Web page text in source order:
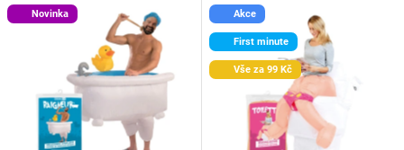
Novinka Akce
First minute
Vše za 99 Kč